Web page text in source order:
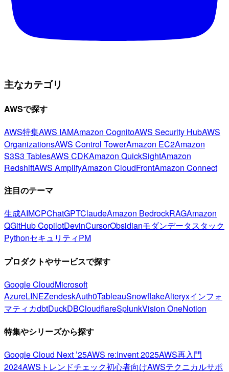
主なカテゴリ
AWSで探す
AWS特集AWS IAMAmazon CognitoAWS Security HubAWS
OrganizationsAWS Control TowerAmazon EC2Amazon
S3S3 TablesAWS CDKAmazon QuickSightAmazon
RedshiftAWS AmplifyAmazon CloudFrontAmazon Connect
注目のテーマ
生成AIMCPChatGPTClaudeAmazon BedrockRAGAmazon
QGitHub CopilotDevinCursorObsidianモダンデータスタック
PythonセキュリティPM
プロダクトやサービスで探す
Google CloudMicrosoft
AzureLINEZendeskAuth0TableauSnowflakeAlteryxインフォ
マティカdbtDuckDBCloudflareSplunkVision OneNotion
特集やシリーズから探す
Google Cloud Next ’25AWS re:Invent 2025AWS再入門
2024AWSトレンドチェック初心者向けAWSテクニカルサポ